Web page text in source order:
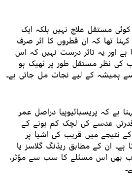
مستقل علاج نہیں بلکہ ایک
تھا کہ ان قطروں کا اثر صرف
ہے اور یہ تاثر درست نہیں کہ اس
کی نظر مستقل طور پر ٹھیک ہو
سے ہمیشہ کے لیے نجات مل جاتی ہے۔
ہے کہ پریسبائیوپیا دراصل عمر
عدسے کی لچک کم ہونے کے
نتیجے میں قریب کی اشیا پر
ان کے مطابق ریڈنگ گلاسز یا
بھی اس مسئلے کا سب سے مؤثر،